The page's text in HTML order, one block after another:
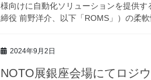
様向けに自動化ソリューションを提供
締役 前野洋介、以下「ROMS」）の柔
2024年9月2日
NOTO展銀座会場にてロジ